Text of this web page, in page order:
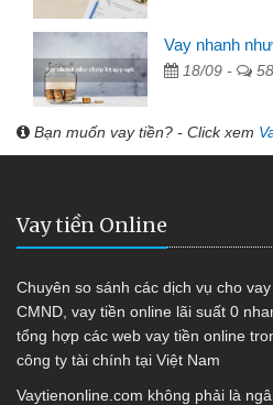
Vay nhanh
18/09 - 58
Bạn muốn vay tiền? - Click xem
Vay tiền Online
Chuyên so sánh các dịch vụ cho
CMND, vay tiền online lãi suất 0
tổng hợp các web vay tiền online
công ty tài chính tại Việt Nam
Vaytienonline.com không phải là